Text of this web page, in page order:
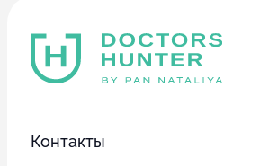
Контакты